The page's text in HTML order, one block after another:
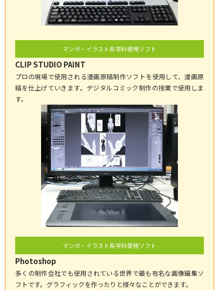
マンガ・イラスト系学科使用ソフト
CLIP STUDIO PAINT
プロの現場で使用される漫画原稿制作ソフトを使用して、漫画原
稿を仕上げていきます。デジタルコミック制作の授業で使用しま
す。
マンガ・イラスト系学科使用ソフト
Photoshop
多くの制作会社でも使用されている世界で最も有名な画像編集ソ
フトです。グラフィックを作ったりと様々なことができます。